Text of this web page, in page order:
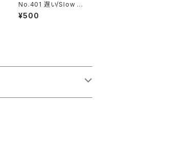
No.401 遅い/Slow ア
レルキナーダよりコロン
ビーヌのVa. | Harlequ
¥500